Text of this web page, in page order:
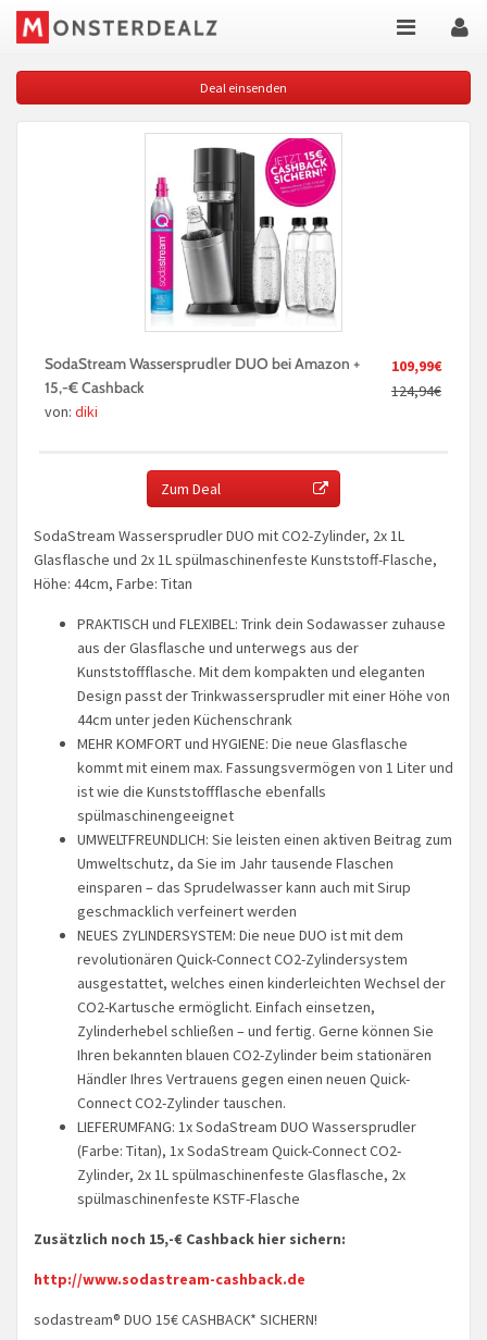
Deal einsenden
109,99€
124,94€
SodaStream Wassersprudler DUO bei Amazon +
15,-€ Cashback
von: diki
Zum Deal
SodaStream Wassersprudler DUO mit CO2-Zylinder, 2x 1L
Glasflasche und 2x 1L spülmaschinenfeste Kunststoff-Flasche,
Höhe: 44cm, Farbe: Titan
PRAKTISCH und FLEXIBEL: Trink dein Sodawasser zuhause
aus der Glasflasche und unterwegs aus der
Kunststoffflasche. Mit dem kompakten und eleganten
Design passt der Trinkwassersprudler mit einer Höhe von
44cm unter jeden Küchenschrank
MEHR KOMFORT und HYGIENE: Die neue Glasflasche
kommt mit einem max. Fassungsvermögen von 1 Liter und
ist wie die Kunststoffflasche ebenfalls
spülmaschinengeeignet
UMWELTFREUNDLICH: Sie leisten einen aktiven Beitrag zum
Umweltschutz, da Sie im Jahr tausende Flaschen
einsparen – das Sprudelwasser kann auch mit Sirup
geschmacklich verfeinert werden
NEUES ZYLINDERSYSTEM: Die neue DUO ist mit dem
revolutionären Quick-Connect CO2-Zylindersystem
ausgestattet, welches einen kinderleichten Wechsel der
CO2-Kartusche ermöglicht. Einfach einsetzen,
Zylinderhebel schließen – und fertig. Gerne können Sie
Ihren bekannten blauen CO2-Zylinder beim stationären
Händler Ihres Vertrauens gegen einen neuen Quick-
Connect CO2-Zylinder tauschen.
LIEFERUMFANG: 1x SodaStream DUO Wassersprudler
(Farbe: Titan), 1x SodaStream Quick-Connect CO2-
Zylinder, 2x 1L spülmaschinenfeste Glasflasche, 2x
spülmaschinenfeste KSTF-Flasche
Zusätzlich noch 15,-€ Cashback hier sichern:
http://www.sodastream-cashback.de
sodastream® DUO 15€ CASHBACK* SICHERN!